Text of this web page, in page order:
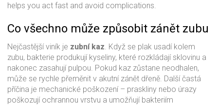
helps you act fast and avoid complications.
Co všechno může způsobit zánět zubu
Nejčastější viník je zubní kaz. Když se plak usadí kolem
zubu, bakterie produkují kyseliny, které rozkládají sklovinu a
nakonec zasahují pulpou. Pokud kaz zůstane neodhalen,
může se rychle přeměnit v akutní zánět dřeně. Další častá
příčina je mechanické poškození – praskliny nebo úrazy
poškozují ochrannou vrstvu a umožňují bakteriím